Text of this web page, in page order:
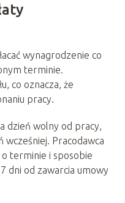
wynagrodzenie co
terminie.
co oznacza, że
pracy.
dzień wolny od pracy,
wcześniej. Pracodawca
terminie i sposobie
dni od zawarcia umowy